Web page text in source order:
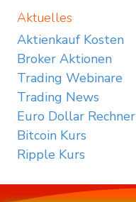
Aktuelles
Aktienkauf Kosten
Broker Aktionen
Trading Webinare
Trading News
Euro Dollar Rechner
Bitcoin Kurs
Ripple Kurs